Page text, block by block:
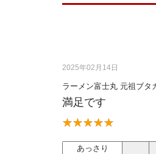
2025年02月14日
ラーメン富士丸 元祖ブタ
満足です
あっさり